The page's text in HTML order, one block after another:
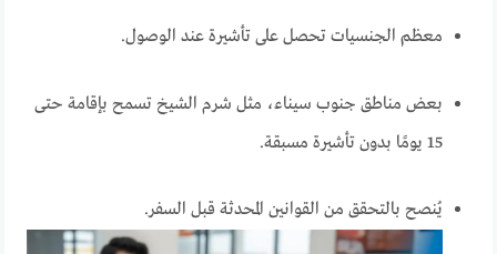
معظم الجنسيات تحصل على تأشيرة عند الوصول.
بعض مناطق جنوب سيناء، مثل شرم الشيخ تسمح بإقامة حتى
15 يومًا بدون تأشيرة مسبقة.
يُنصح بالتحقق من القوانين المحدثة قبل السفر.